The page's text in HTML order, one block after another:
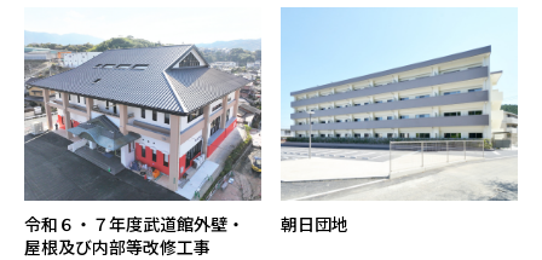
令和６・７年度武道館外壁・
屋根及び内部等改修工事
朝日団地